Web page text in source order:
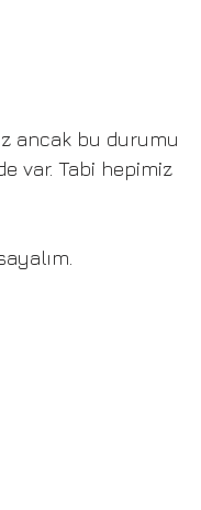
ancak bu durumu
var. Tabi hepimiz